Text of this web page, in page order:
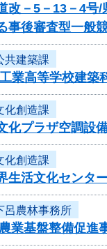
改－5－13－4
後審査型一般
共建築課
業高等学校建
化創造課
化プラザ空調設
化創造課
生活文化セン
呂農林事務所
農業基盤整備促